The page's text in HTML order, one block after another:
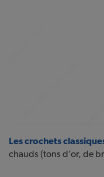
Les crochets
chauds (tons d’or, de